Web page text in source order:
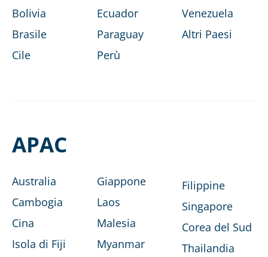
Bolivia
Brasile
Cile
Ecuador
Paraguay
Perù
Venezuela
Altri Paesi
APAC
Australia
Cambogia
Cina
Isola di Fiji
Giappone
Laos
Malesia
Myanmar
Filippine
Singapore
Corea del Sud
Thailandia